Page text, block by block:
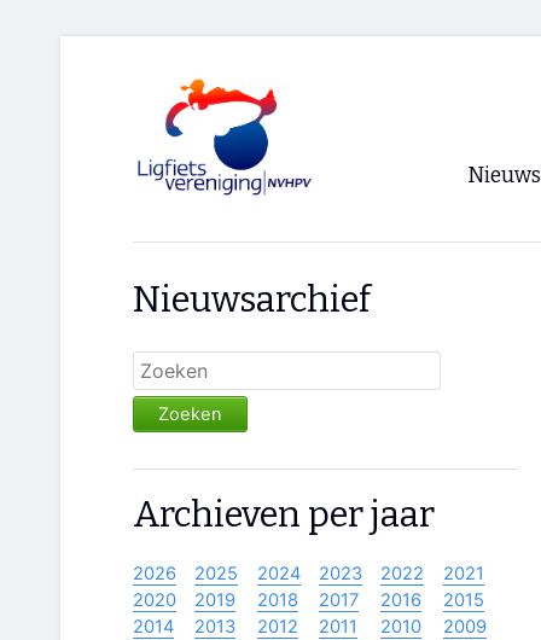
Nieuws
Nieuwsarchief
Zoeken
Archieven per jaar
2026 2025 2024 2023 2022
2021
2020
2019 2018 2017 2016
2015
2014
2013 2012 2011 2010
2009